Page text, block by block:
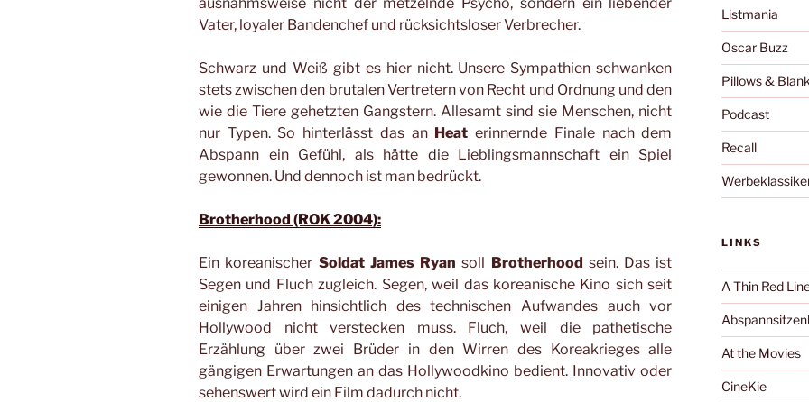
Vater, loyaler Bandenchef und rücksichtsloser Verbrecher.
Schwarz und Weiß gibt es hier nicht. Unsere Sympathien schwanken
stets zwischen den brutalen Vertretern von Recht und Ordnung und den
wie die Tiere gehetzten Gangstern. Allesamt sind sie Menschen, nicht
nur Typen. So hinterlässt das an Heat erinnernde Finale nach dem
Abspann ein Gefühl, als hätte die Lieblingsmannschaft ein Spiel
gewonnen. Und dennoch ist man bedrückt.
Brotherhood (ROK 2004):
Ein koreanischer Soldat James Ryan soll Brotherhood sein. Das ist
Segen und Fluch zugleich. Segen, weil das koreanische Kino sich seit
einigen Jahren hinsichtlich des technischen Aufwandes auch vor
Hollywood nicht verstecken muss. Fluch, weil die pathetische
Erzählung über zwei Brüder in den Wirren des Koreakrieges alle
gängigen Erwartungen an das Hollywoodkino bedient. Innovativ oder
sehenswert wird ein Film dadurch nicht.
Listmania
Oscar Buzz
Pillows &
Podcast
Recall
LINKS
A Thin Red
At the Movies
CineKie